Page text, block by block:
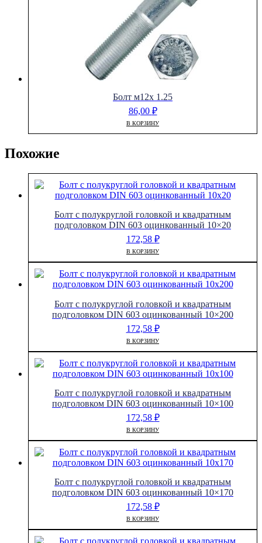
Болт м12х 1.25
86,00 ₽
В КОРЗИНУ
Похожие
Болт с полукруглой головкой и квадратным
подголовком DIN 603 оцинкованный 10×20
172,58 ₽
В КОРЗИНУ
Болт с полукруглой головкой и квадратным
подголовком DIN 603 оцинкованный 10×200
172,58 ₽
В КОРЗИНУ
Болт с полукруглой головкой и квадратным
подголовком DIN 603 оцинкованный 10×100
172,58 ₽
В КОРЗИНУ
Болт с полукруглой головкой и квадратным
подголовком DIN 603 оцинкованный 10×170
172,58 ₽
В КОРЗИНУ